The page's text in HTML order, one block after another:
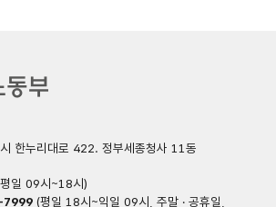
한누리대로 422. 정부세종청사 11동
일 09시~18시)
7999(평일 18시~익일 09시, 주말 · 공휴일,